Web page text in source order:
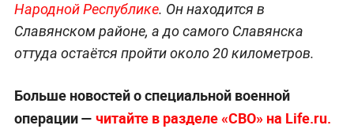
Народной Республике. Он находится в
Славянском районе, а до самого Славянска
оттуда остаётся пройти около 20 километров.
Больше новостей о специальной военной
операции — читайте в разделе «СВО» на Life.ru.